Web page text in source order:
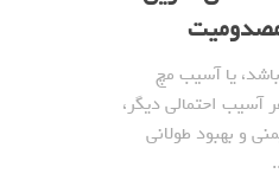
یا آسیب مچ
احتمالی دیگر،
و بهبود طولانی